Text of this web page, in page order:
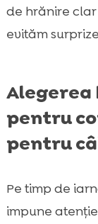
de hrănire
evităm
pentru
pentru
Pe timp de
impune